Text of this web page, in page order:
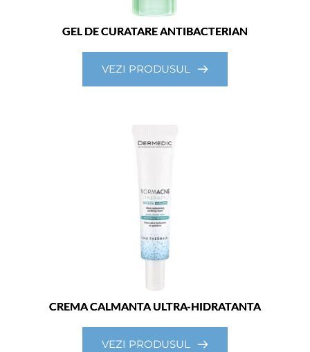
GEL DE CURATARE ANTIBACTERIAN
VEZI PRODUSUL
CREMA CALMANTA ULTRA-HIDRATANTA
VEZI PRODUSUL